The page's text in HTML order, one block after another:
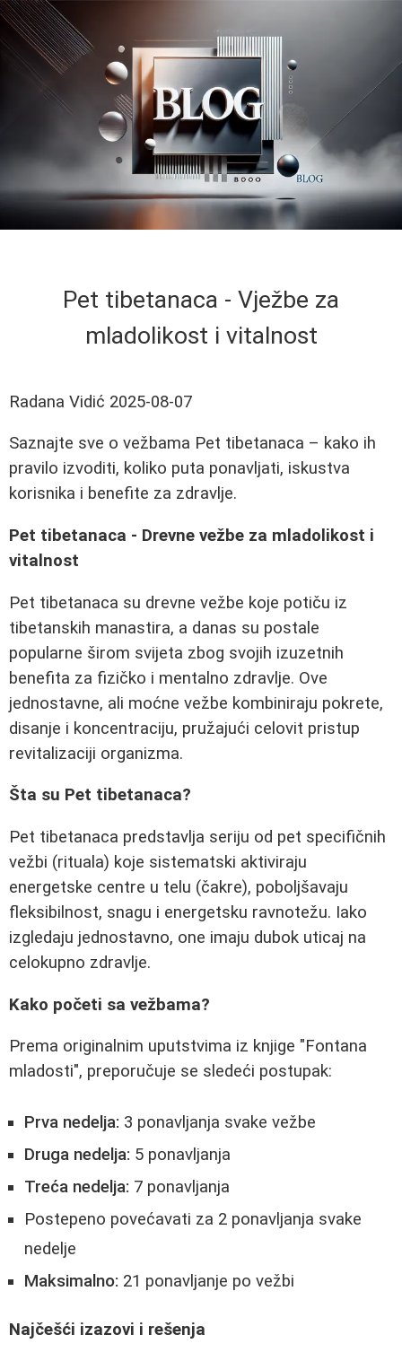
Pet tibetanaca - Vježbe za
mladolikost i vitalnost
Radana Vidić 2025-08-07
Saznajte sve o vežbama Pet tibetanaca – kako ih
pravilo izvoditi, koliko puta ponavljati, iskustva
korisnika i benefite za zdravlje.
Pet tibetanaca - Drevne vežbe za mladolikost i
vitalnost
Pet tibetanaca su drevne vežbe koje potiču iz
tibetanskih manastira, a danas su postale
popularne širom svijeta zbog svojih izuzetnih
benefita za fizičko i mentalno zdravlje. Ove
jednostavne, ali moćne vežbe kombiniraju pokrete,
disanje i koncentraciju, pružajući celovit pristup
revitalizaciji organizma.
Šta su Pet tibetanaca?
Pet tibetanaca predstavlja seriju od pet specifičnih
vežbi (rituala) koje sistematski aktiviraju
energetske centre u telu (čakre), poboljšavaju
fleksibilnost, snagu i energetsku ravnotežu. Iako
izgledaju jednostavno, one imaju dubok uticaj na
celokupno zdravlje.
Kako početi sa vežbama?
Prema originalnim uputstvima iz knjige "Fontana
mladosti", preporučuje se sledeći postupak:
Prva nedelja: 3 ponavljanja svake vežbe
Druga nedelja: 5 ponavljanja
Treća nedelja: 7 ponavljanja
Postepeno povećavati za 2 ponavljanja svake
nedelje
Maksimalno: 21 ponavljanje po vežbi
Najčešći izazovi i rešenja